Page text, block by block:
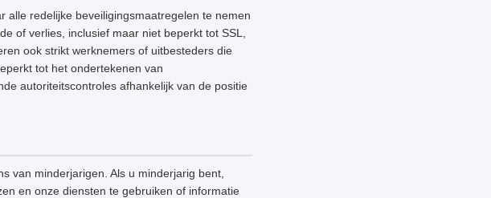
alle redelijke beveiligingsmaatregelen te nemen
of verlies, inclusief maar niet beperkt tot SSL,
ook strikt werknemers of uitbesteders die
tot het ondertekenen van
autoriteitscontroles afhankelijk van de positie
van minderjarigen. Als u minderjarig bent,
en onze diensten te gebruiken of informatie